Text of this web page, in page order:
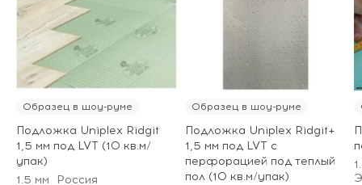
Образец в шоу-руме
Подложка Uniplex Ridgit
1,5 мм под LVT (10 кв.м/
упак)
1.5 мм
Россия
Образец в шоу-руме
Подложка Uniplex Ridgit+
1,5 мм под LVT с
перфорацией под теплый
пол (10 кв.м/упак)